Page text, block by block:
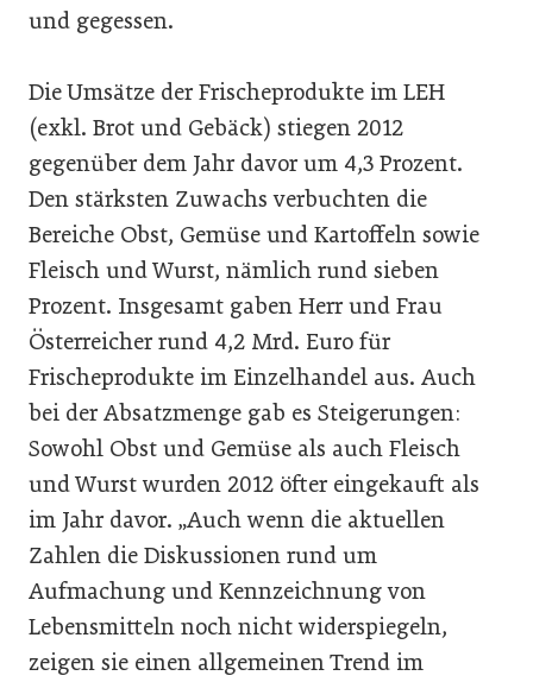
und gegessen.
Die Umsätze der Frischeprodukte im LEH
(exkl. Brot und Gebäck) stiegen 2012
gegenüber dem Jahr davor um 4,3 Prozent.
Den stärksten Zuwachs verbuchten die
Bereiche Obst, Gemüse und Kartoffeln sowie
Fleisch und Wurst, nämlich rund sieben
Prozent. Insgesamt gaben Herr und Frau
Österreicher rund 4,2 Mrd. Euro für
Frischeprodukte im Einzelhandel aus. Auch
bei der Absatzmenge gab es Steigerungen:
Sowohl Obst und Gemüse als auch Fleisch
und Wurst wurden 2012 öfter eingekauft als
im Jahr davor. „Auch wenn die aktuellen
Zahlen die Diskussionen rund um
Aufmachung und Kennzeichnung von
Lebensmitteln noch nicht widerspiegeln,
zeigen sie einen allgemeinen Trend im